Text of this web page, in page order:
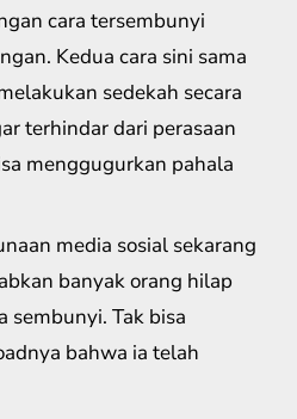
cara tersembunyi
Kedua cara sini sama
sedekah secara
terhindar dari perasaan
menggugurkan pahala
media sosial sekarang
banyak orang hilap
sembunyi. Tak bisa
bahwa ia telah